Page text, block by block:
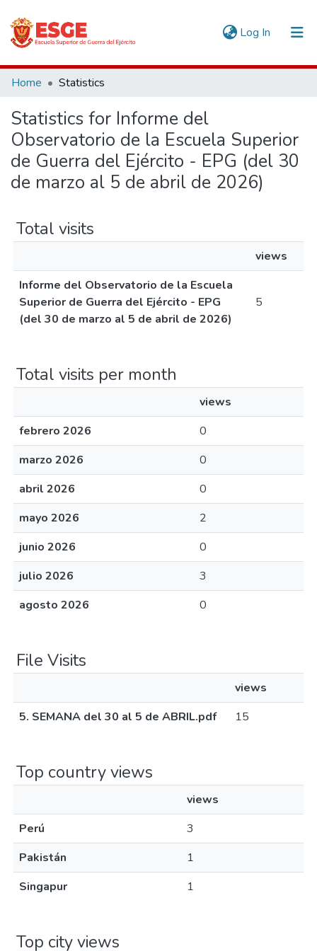
Log In (current)
Communities & Collections
All of DSpace
Home Statistics
Statistics for Informe del
Observatorio de la Escuela Superior
de Guerra del Ejército - EPG (del 30
de marzo al 5 de abril de 2026)
Total visits
views
Informe del Observatorio de la Escuela
Superior de Guerra del Ejército - EPG
(del 30 de marzo al 5 de abril de 2026)
5
Total visits per month
views
febrero 2026
0
marzo 2026
0
abril 2026
0
mayo 2026
2
junio 2026
0
julio 2026
3
agosto 2026
0
File Visits
views
5. SEMANA del 30 al 5 de ABRIL.pdf
15
Top country views
views
Perú
3
Pakistán
1
Singapur
1
Top city views